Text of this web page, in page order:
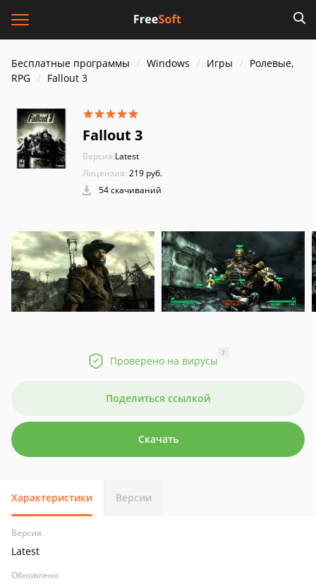
Бесплатные программы Windows Игры
Ролевые,
RPG
Fallout 3
Fallout 3
Версия:Latest
Лицензия: 219 pуб.
54 скачиваний
Проверено на вирусы
?
Поделиться ссылкой
Скачать
Характеристики Версии
Версия
Latest
Обновлено